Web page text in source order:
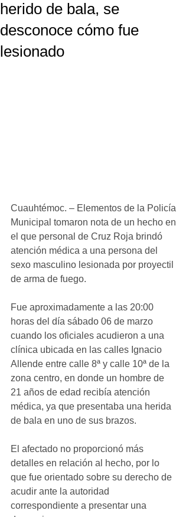
herido de bala, se
desconoce cómo fue
lesionado
Cuauhtémoc. – Elementos de la Policía
Municipal tomaron nota de un hecho en
el que personal de Cruz Roja brindó
atención médica a una persona del
sexo masculino lesionada por proyectil
de arma de fuego.
Fue aproximadamente a las 20:00
horas del día sábado 06 de marzo
cuando los oficiales acudieron a una
clínica ubicada en las calles Ignacio
Allende entre calle 8ª y calle 10ª de la
zona centro, en donde un hombre de
21 años de edad recibía atención
médica, ya que presentaba una herida
de bala en uno de sus brazos.
El afectado no proporcionó más
detalles en relación al hecho, por lo
que fue orientado sobre su derecho de
acudir ante la autoridad
correspondiente a presentar una